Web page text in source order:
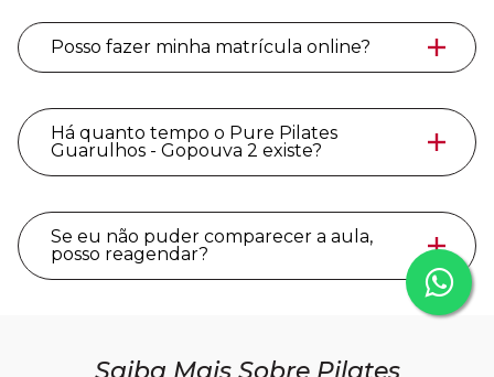
Posso fazer minha matrícula online?
Há quanto tempo o Pure Pilates
Guarulhos - Gopouva 2 existe?
Se eu não puder comparecer a aula,
posso reagendar?